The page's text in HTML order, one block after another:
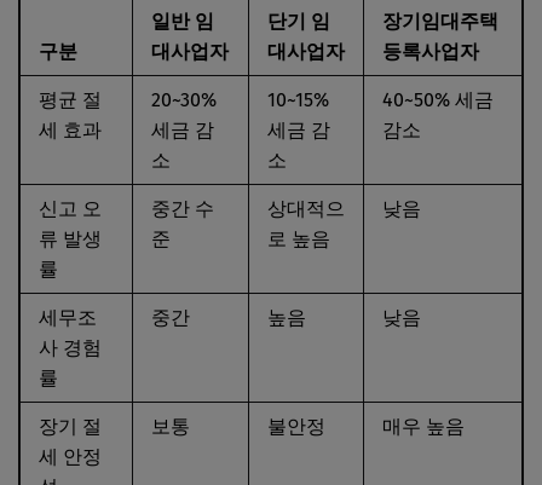
구분
일반 임
대사업자
단기 임
대사업자
장기임대주택
등록사업자
평균 절
세 효과
20~30%
세금 감
소
10~15%
세금 감
소
40~50% 세금
감소
신고 오
류 발생
률
중간 수
준
상대적으
로 높음
낮음
세무조
사 경험
률
중간 높음 낮음
장기 절
세 안정
보통 불안정 매우 높음